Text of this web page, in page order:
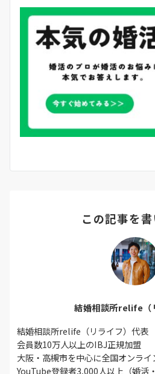
この記事を
結婚相談所relife（
結婚相談所relife（リライフ）代表
会員数10万人以上のIBJ正規加盟
大阪・高槻市を中心に全国オンライ
YouTube登録者3,000人以上（婚活